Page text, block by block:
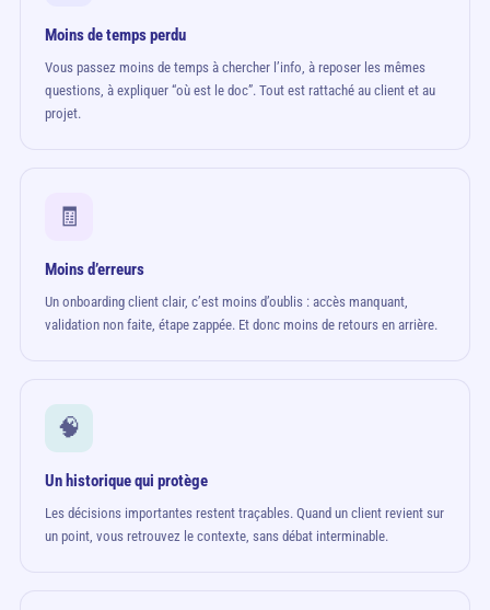
Moins de temps perdu
Vous passez moins de temps à chercher l’info, à reposer les mêmes
questions, à expliquer “où est le doc”. Tout est rattaché au client et au
projet.
🧾
Moins d’erreurs
Un onboarding client clair, c’est moins d’oublis : accès manquant,
validation non faite, étape zappée. Et donc moins de retours en arrière.
🧠
Un historique qui protège
Les décisions importantes restent traçables. Quand un client revient sur
un point, vous retrouvez le contexte, sans débat interminable.